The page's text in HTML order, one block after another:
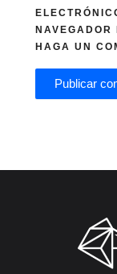
NAVEGADOR
HAGA UN